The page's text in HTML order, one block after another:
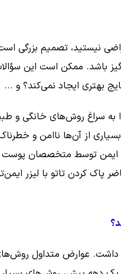
راضی نیستید، تصمیم بزرگی
باشد. ممکن است این
بهتری ایجاد نمی‌کند؟ و ...
به سراغ روش‌های خانگی و
از آن‌ها ناامن و
ایمن توسط متخصصان پوست
کردن تاتو با لیزر
عوارض متداول